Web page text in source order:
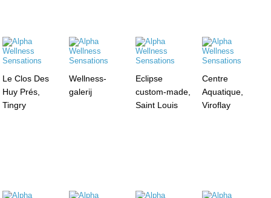
Le Clos Des
Huy Prés,
Tingry
Wellness-
galerij
Eclipse
custom-made,
Saint Louis
Centre
Aquatique,
Viroflay